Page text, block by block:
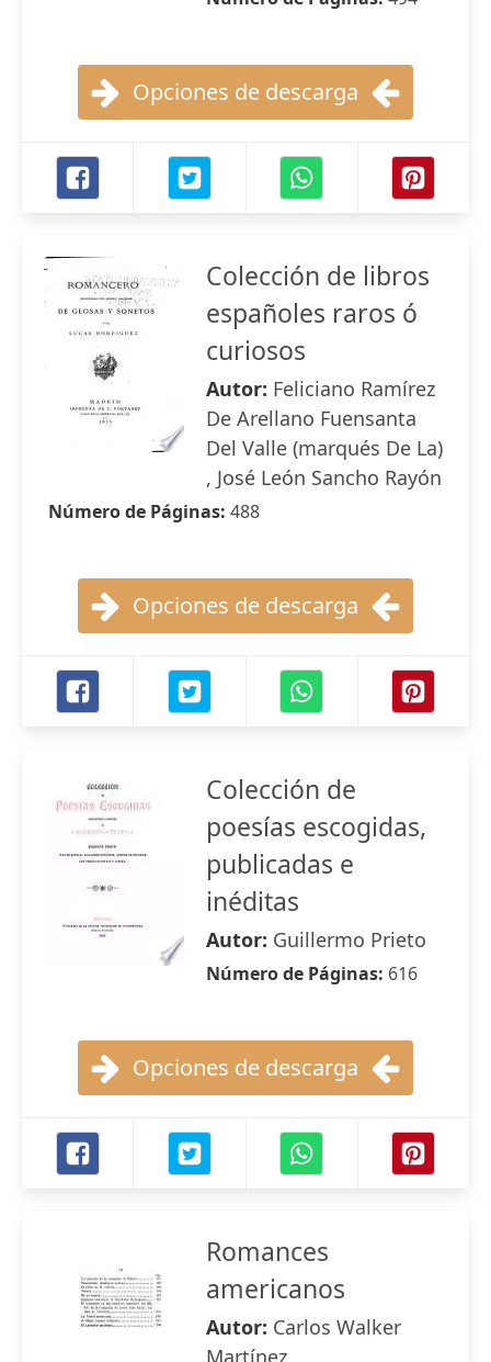
Opciones de descarga
Colección de libros
españoles raros ó
curiosos
Autor: Feliciano Ramírez
De Arellano Fuensanta
Del Valle (marqués De La)
, José León Sancho Rayón
Número de Páginas: 488
Opciones de descarga
Colección de
poesías escogidas,
publicadas e
inéditas
Autor: Guillermo Prieto
Número de Páginas: 616
Opciones de descarga
Romances
americanos
Autor: Carlos Walker
Martínez